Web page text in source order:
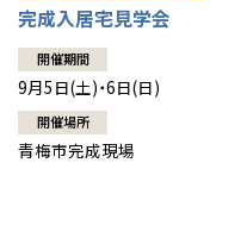
完成入居宅見学会
開催期間
9月5日(土)・6日(日)
開催場所
青梅市完成現場